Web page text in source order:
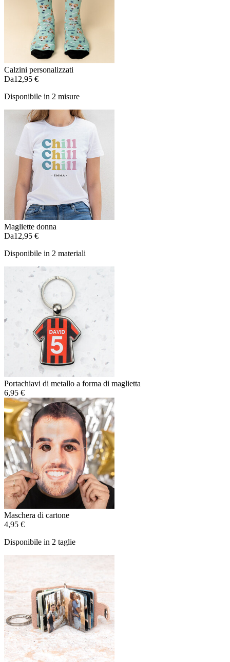
Calzini personalizzati
Da12,95 €
Disponibile in 2 misure
Magliette donna
Da12,95 €
Disponibile in 2 materiali
Portachiavi di metallo a forma di maglietta
6,95 €
Maschera di cartone
4,95 €
Disponibile in 2 taglie